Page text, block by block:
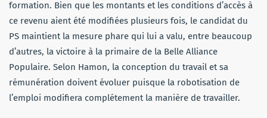
formation. Bien que les montants et les conditions d’accès à
ce revenu aient été modifiées plusieurs fois, le candidat du
PS maintient la mesure phare qui lui a valu, entre beaucoup
d’autres, la victoire à la primaire de la Belle Alliance
Populaire. Selon Hamon, la conception du travail et sa
rémunération doivent évoluer puisque la robotisation de
l’emploi modifiera complétement la manière de travailler.